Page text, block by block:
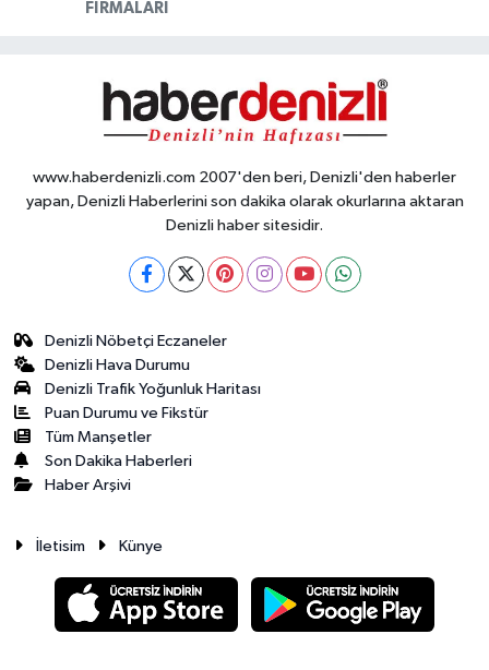
FIRMALARI
www.haberdenizli.com 2007'den beri, Denizli'den haberler
yapan, Denizli Haberlerini son dakika olarak okurlarına aktaran
Denizli haber sitesidir.
Denizli Nöbetçi Eczaneler
Denizli Hava Durumu
Denizli Trafik Yoğunluk Haritası
Puan Durumu ve Fikstür
Tüm Manşetler
Son Dakika Haberleri
Haber Arşivi
İletisim Künye